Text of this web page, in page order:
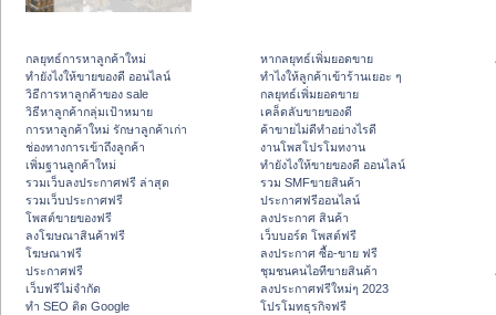
กลยุทธ์การหาลูกค้าใหม่
ทํายังไงให้ขายของดี ออนไลน์
วิธีการหาลูกค้าของ sale
วิธีหาลูกค้ากลุ่มเป้าหมาย
การหาลูกค้าใหม่ รักษาลูกค้าเก่า
ช่องทางการเข้าถึงลูกค้า
เพิ่มฐานลูกค้าใหม่
รวมเว็บลงประกาศฟรี ล่าสุด
รวมเว็บประกาศฟรี
โพสต์ขายของฟรี
ลงโฆษณาสินค้าฟรี
โฆษณาฟรี
ประกาศฟรี
เว็บฟรีไม่จำกัด
ทำ SEO ติด Google
หากลยุทธ์เพิ่มยอดขาย
ทําไงให้ลูกค้าเข้าร้านเยอะ ๆ
กลยุทธ์เพิ่มยอดขาย
เคล็ดลับขายของดี
ค้าขายไม่ดีทำอย่างไรดี
งานโพสโปรโมทงาน
ทํายังไงให้ขายของดี ออนไลน์
รวม SMFขายสินค้า
ประกาศฟรีออนไลน์
ลงประกาศ สินค้า
เว็บบอร์ด โพสต์ฟรี
ลงประกาศ ซื้อ-ขาย ฟรี
ชุมชนคนไอทีขายสินค้า
ลงประกาศฟรีใหม่ๆ 2023
โปรโมทธุรกิจฟรี